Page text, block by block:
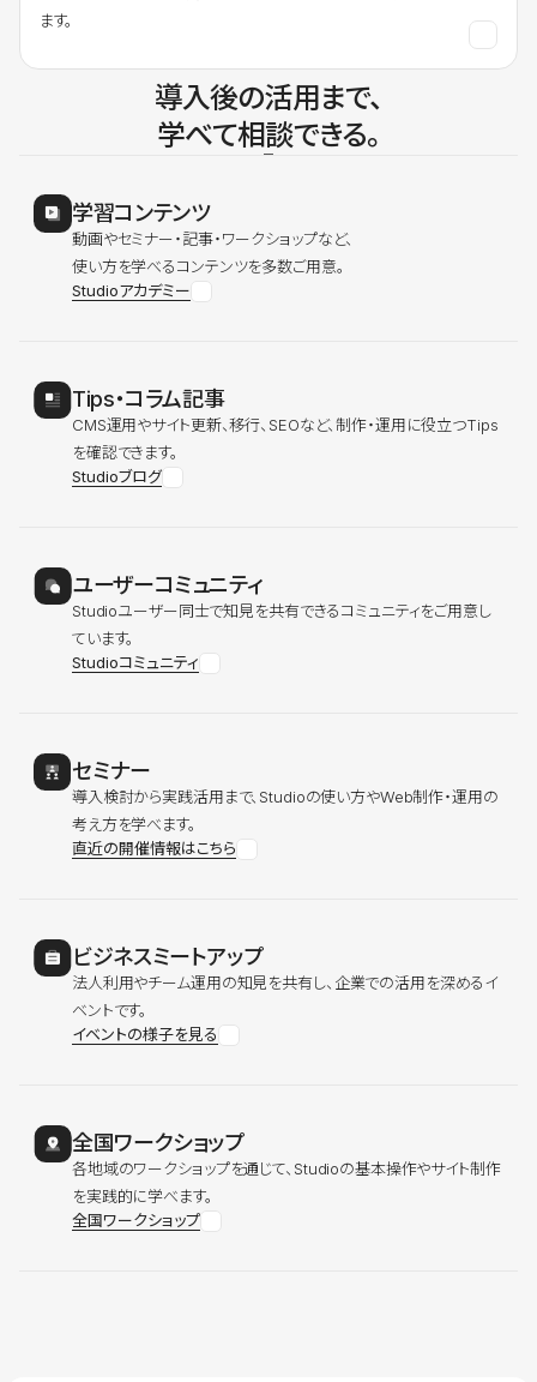
ます。
導入後の活用まで、
学べて相談できる。
学習コンテンツ
動画やセミナー・記事・ワークショップなど、
使い方を学べるコンテンツを多数ご用意。
Studioアカデミー
Tips・コラム記事
CMS運用やサイト更新、移行、SEOなど、制作・運用に役立つTips
を確認できます。
Studioブログ
ユーザーコミュニティ
Studioユーザー同士で知見を共有できるコミュニティをご用意し
ています。
Studioコミュニティ
セミナー
導入検討から実践活用まで、Studioの使い方やWeb制作・運用の
考え方を学べます。
直近の開催情報はこちら
ビジネスミートアップ
法人利用やチーム運用の知見を共有し、企業での活用を深めるイ
ベントです。
イベントの様子を見る
全国ワークショップ
各地域のワークショップを通じて、Studioの基本操作やサイト制作
を実践的に学べます。
全国ワークショップ